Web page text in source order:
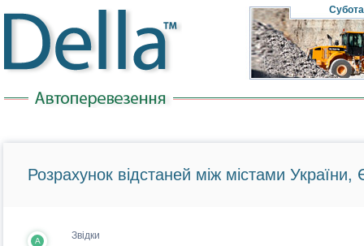
Субота
Розрахунок відстаней між містами України,
A Звідки